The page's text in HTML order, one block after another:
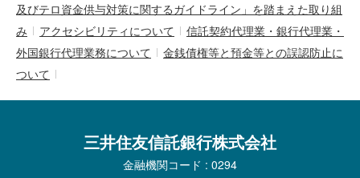
及びテロ資金供与対策に関するガイドライン」を踏まえた取り組
み
アクセシビリティについて
信託契約代理業・銀行代理業・
外国銀行代理業務について
金銭債権等と預金等との誤認防止に
ついて
三井住友信託銀行株式会社
金融機関コード : 0294